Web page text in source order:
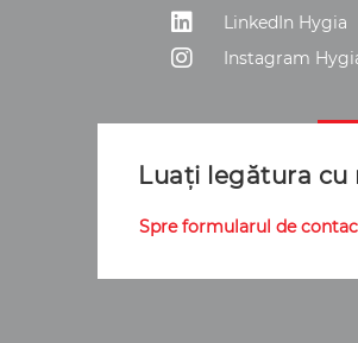
LinkedIn Hygia
Instagram
Luați legătura cu
Spre formularul de